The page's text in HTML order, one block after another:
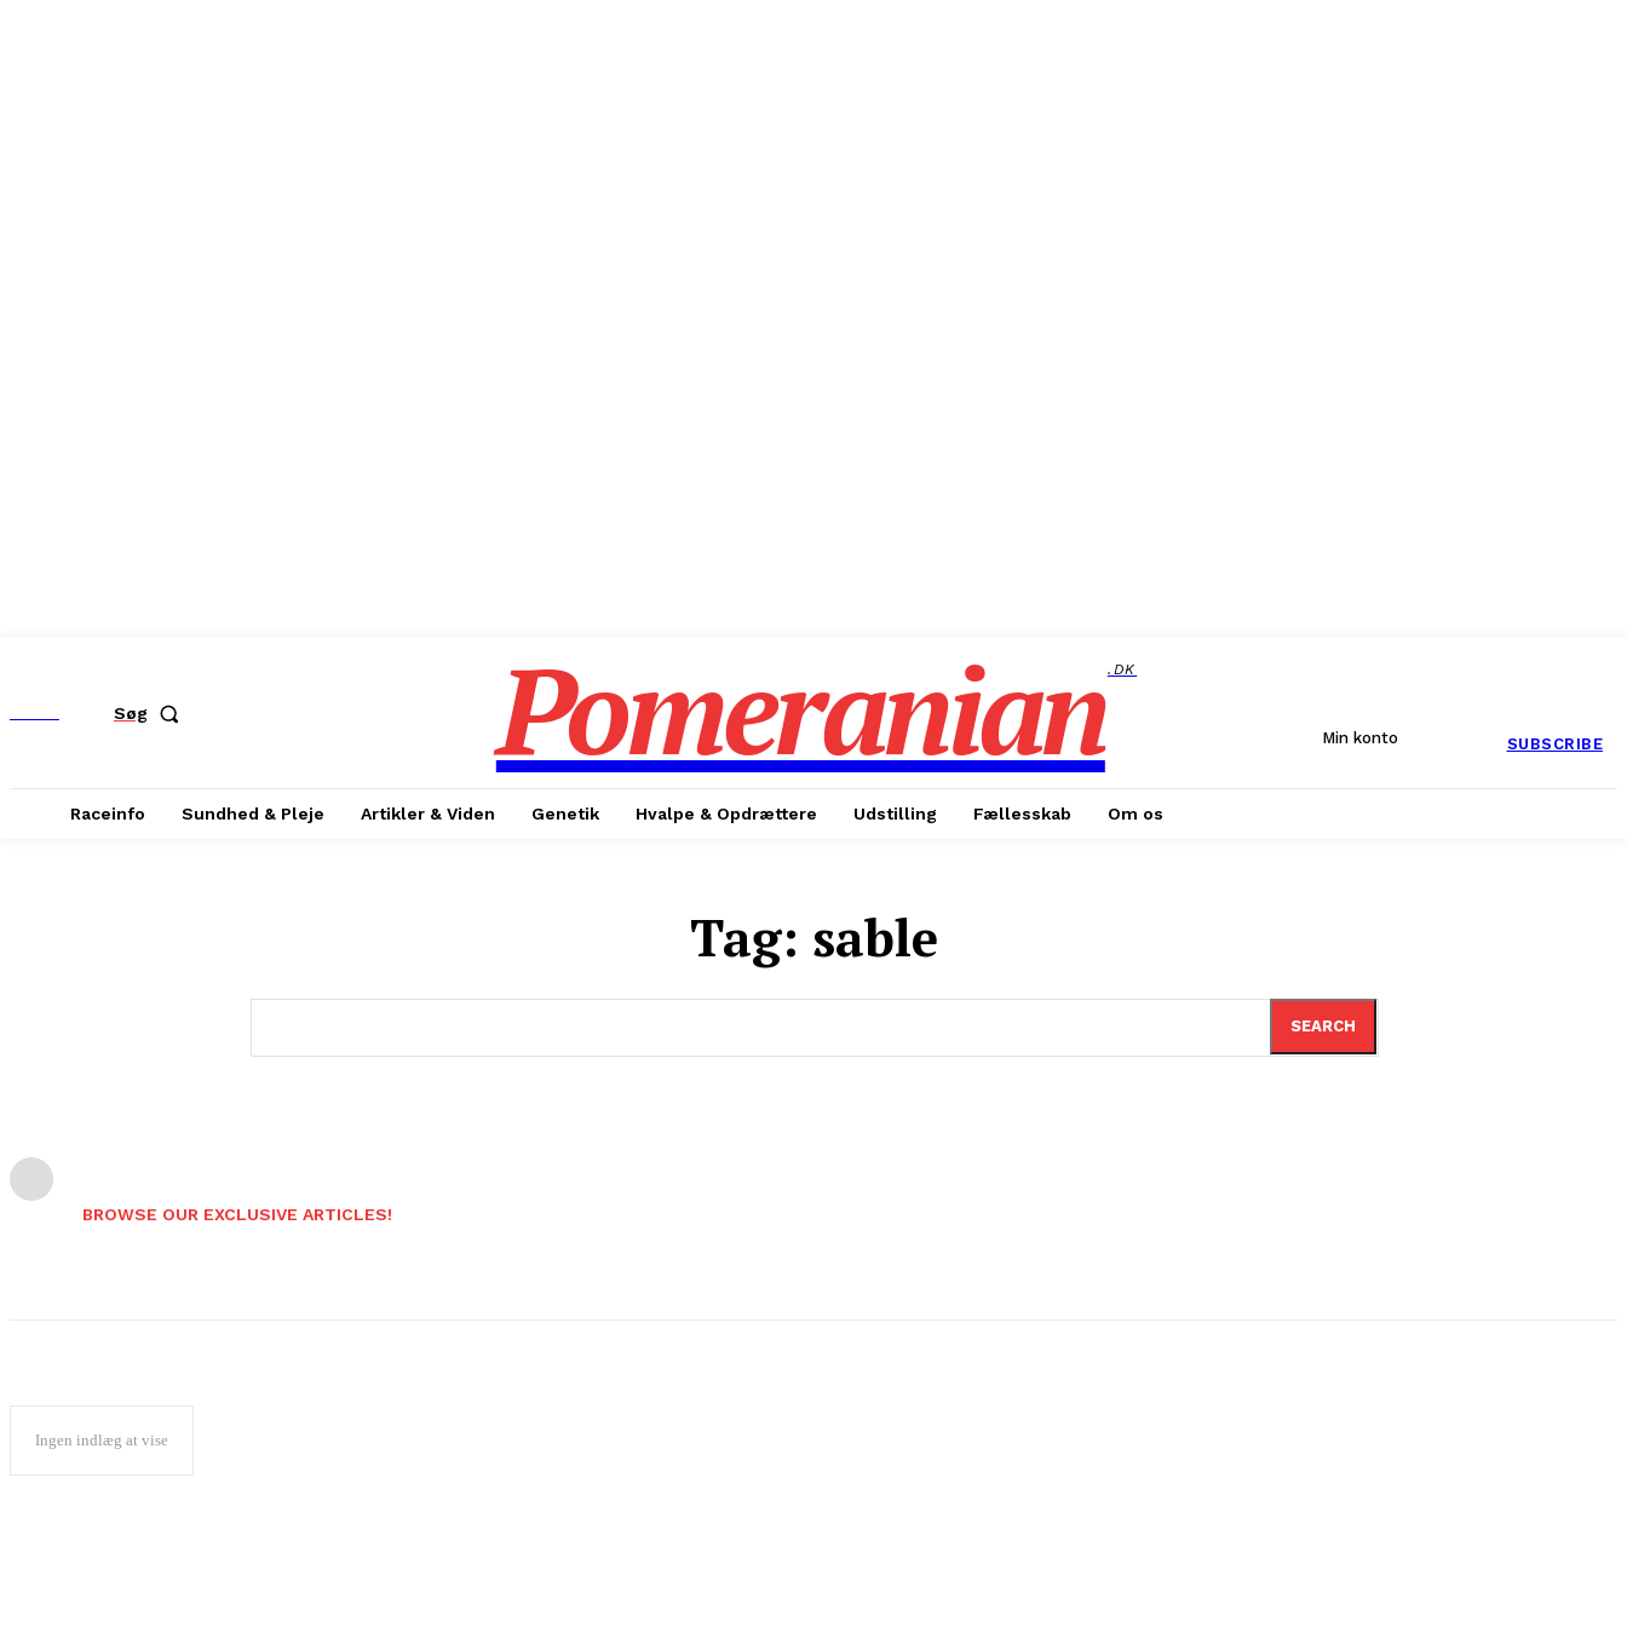
Søg Pomeranian.DK
Min konto SUBSCRIBE
Raceinfo Sundhed & Pleje Artikler & Viden Genetik Hvalpe & Opdrættere Udstilling Fællesskab Om os
Tag: sable
SEARCH
BROWSE OUR EXCLUSIVE ARTICLES!
Ingen indlæg at vise